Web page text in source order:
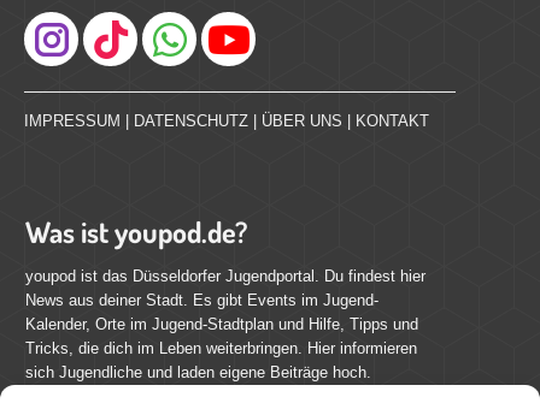
Instagram
IMPRESSUM DATENSCHUTZ ÜBER UNS KONTAKT
Was ist youpod.de?
youpod ist das Düsseldorfer Jugendportal. Du findest hier
News aus deiner Stadt. Es gibt Events im Jugend-
Kalender, Orte im Jugend-Stadtplan und Hilfe, Tipps und
Tricks, die dich im Leben weiterbringen. Hier informieren
sich Jugendliche und laden eigene Beiträge hoch.